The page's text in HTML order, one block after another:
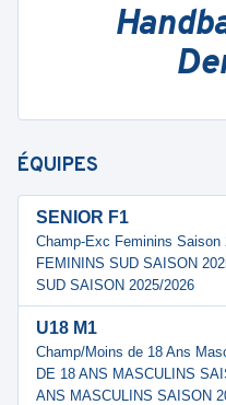
ÉQUIPES
SENIOR F1
Champ-Exc Feminins Saison
FEMININS SUD SAISON
SUD SAISON 2025/2026
U18 M1
Champ/Moins de 18 Ans
DE 18 ANS MASCULINS
ANS MASCULINS SAISON